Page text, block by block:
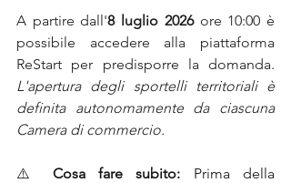
A partire dall'8 luglio 2026 ore 10:00 è
possibile accedere alla piattaforma
L'apertura degli sportelli territoriali è
definita autonomamente da ciascuna
Camera di commercio.
⚠️ Cosa fare subito: Prima della